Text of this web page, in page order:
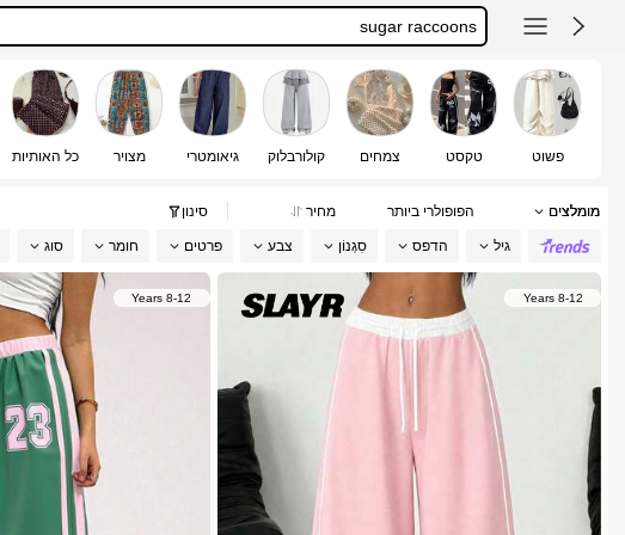
女童裤子
长裤 儿童
girlism
פשוט טקסט צמחים קולורבלוק גיאומטרי מצויר כל האותיות
מומלצים הפופולרי ביותר מחיר סינון
גיל הדפס סִגְנוֹן צבע פרטים חומר סוג
8-12 Years
8-12 Years